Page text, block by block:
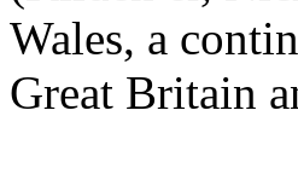
Wales, a
Great Britain